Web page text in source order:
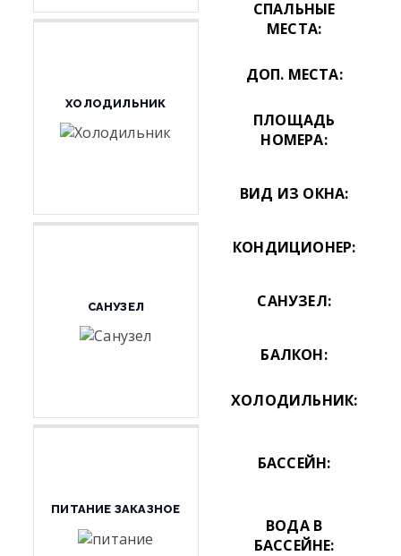
ХОЛОДИЛЬНИК
САНУЗЕЛ
ПИТАНИЕ ЗАКАЗНОЕ
СПАЛЬНЫЕ
МЕСТА:
ДОП. МЕСТА:
ПЛОЩАДЬ
НОМЕРА:
ВИД ИЗ ОКНА:
КОНДИЦИОНЕР:
САНУЗЕЛ:
БАЛКОН:
ХОЛОДИЛЬНИК:
БАССЕЙН:
ВОДА В
БАССЕЙНЕ: